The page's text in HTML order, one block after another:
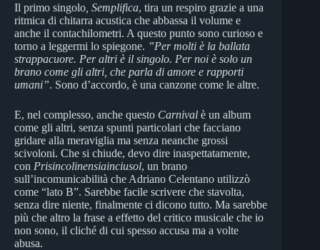
Il primo singolo , Semplifica, tira un respiro grazie a una
ritmica di chitarra acustica che abbassa il volume e
anche il contachilometri. A questo punto sono curioso e
torno a leggermi lo spiegone. ”Per molti è la ballata
strappacuore. Per altri è il singolo. Per noi è solo un
brano come gli altri, che parla di amore e rapporti
umani”. Sono d’accordo, è una canzone come le altre.
E, nel complesso, anche questo Carnival è un album
come gli altri, senza spunti particolari che facciano
gridare alla meraviglia ma senza neanche grossi
scivoloni. Che si chiude, devo dire inaspettatamente,
con Prisincolinensiainciusol, un brano
sull’incomunicabilità che Adriano Celentano utilizzò
come “lato B”. Sarebbe facile scrivere che stavolta,
senza dire niente, finalmente ci dicono tutto. Ma sarebbe
più che altro la frase a effetto del critico musicale che io
non sono, il cliché di cui spesso accusa ma a volte
abusa.